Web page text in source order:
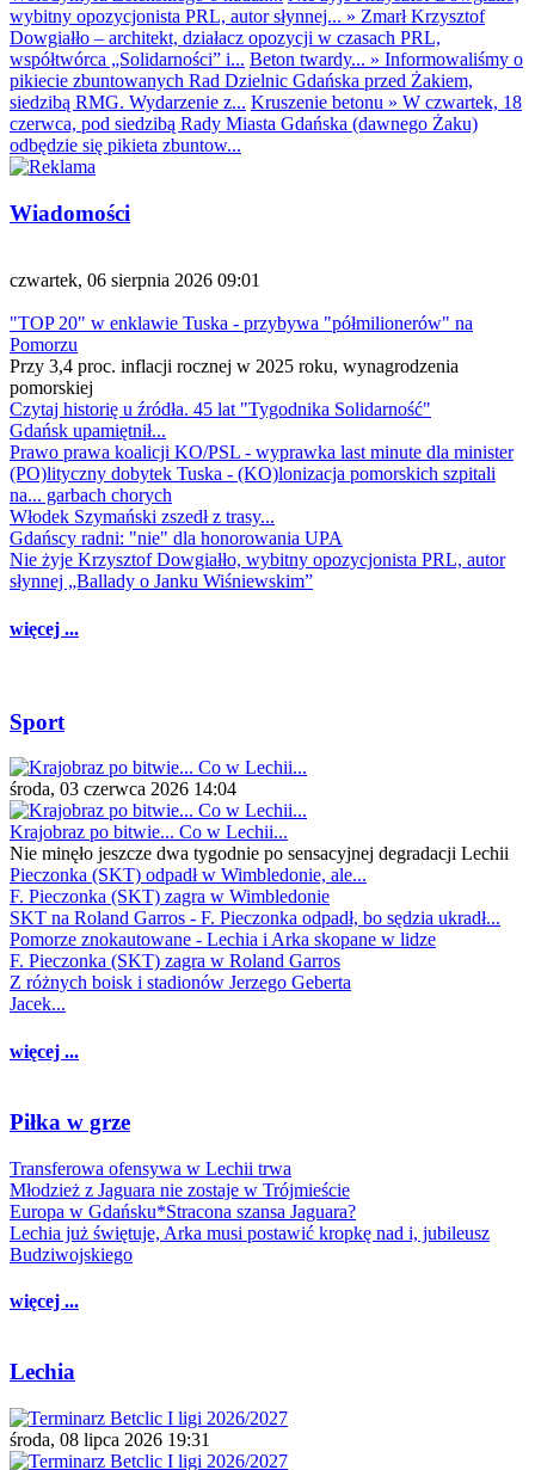
wybitny opozycjonista PRL, autor słynnej... » Zmarł Krzysztof
Dowgiałło – architekt, działacz opozycji w czasach PRL,
współtwórca „Solidarności” i... Beton twardy... » Informowaliśmy o
pikiecie zbuntowanych Rad Dzielnic Gdańska przed Żakiem,
siedzibą RMG. Wydarzenie z... Kruszenie betonu » W czwartek, 18
czerwca, pod siedzibą Rady Miasta Gdańska (dawnego Żaku)
odbędzie się pikieta zbuntow...
Wiadomości
czwartek, 06 sierpnia 2026 09:01
"TOP 20" w enklawie Tuska - przybywa "półmilionerów" na
Pomorzu
Przy 3,4 proc. inflacji rocznej w 2025 roku, wynagrodzenia
pomorskiej
Czytaj historię u źródła. 45 lat "Tygodnika Solidarność"
Gdańsk upamiętnił...
Prawo prawa koalicji KO/PSL - wyprawka last minute dla minister
(PO)lityczny dobytek Tuska - (KO)lonizacja pomorskich szpitali
na... garbach chorych
Włodek Szymański zszedł z trasy...
Gdańscy radni: "nie" dla honorowania UPA
Nie żyje Krzysztof Dowgiałło, wybitny opozycjonista PRL, autor
słynnej „Ballady o Janku Wiśniewskim”
więcej ...
Sport
środa, 03 czerwca 2026 14:04
Krajobraz po bitwie... Co w Lechii...
Nie minęło jeszcze dwa tygodnie po sensacyjnej degradacji Lechii
Pieczonka (SKT) odpadł w Wimbledonie, ale...
F. Pieczonka (SKT) zagra w Wimbledonie
SKT na Roland Garros - F. Pieczonka odpadł, bo sędzia ukradł...
Pomorze znokautowane - Lechia i Arka skopane w lidze
F. Pieczonka (SKT) zagra w Roland Garros
Z różnych boisk i stadionów Jerzego Geberta
Jacek...
więcej ...
Piłka w grze
Transferowa ofensywa w Lechii trwa
Młodzież z Jaguara nie zostaje w Trójmieście
Europa w Gdańsku*Stracona szansa Jaguara?
Lechia już świętuje, Arka musi postawić kropkę nad i, jubileusz
Budziwojskiego
więcej ...
Lechia
środa, 08 lipca 2026 19:31